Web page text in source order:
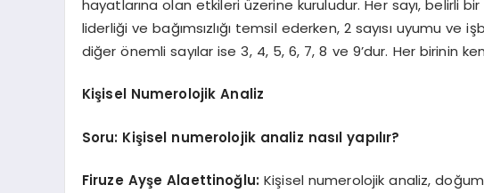
hayatlarına olan etkileri üzerine kuruludur. Her sayı, belirli
liderliği ve bağımsızlığı temsil ederken, 2 sayısı uyumu ve
diğer önemli sayılar ise 3, 4, 5, 6, 7, 8 ve 9’dur. Her birinin
Kişisel Numerolojik Analiz
Soru: Kişisel numerolojik analiz nasıl yapılır?
Firuze Ayşe Alaettinoğlu: Kişisel numerolojik analiz,